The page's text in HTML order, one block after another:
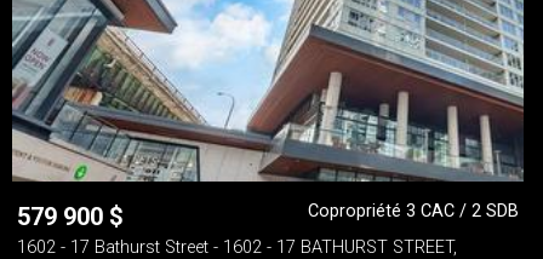
579 900 $
Copropriété 3 CAC / 2 SDB
1602 - 17 Bathurst Street - 1602 - 17 BATHURST STREET,